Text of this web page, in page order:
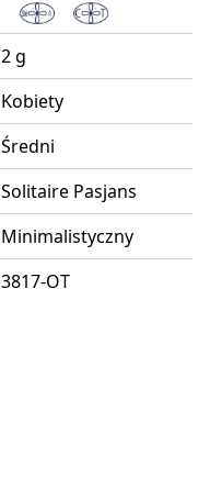
2 g
Kobiety
Średni
Solitaire Pasjans
Minimalistyczny
3817-OT